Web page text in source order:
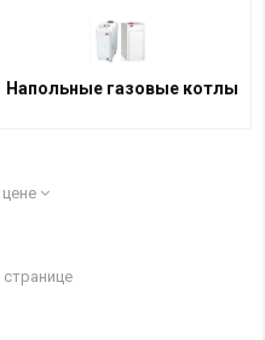
Напольные газовые котлы